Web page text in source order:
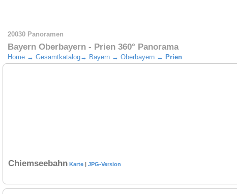
20030 Panoramen
Bayern Oberbayern - Prien 360° Panorama
Home → Gesamtkatalog→ Bayern → Oberbayern → Prien
Chiemseebahn Karte JPG-Version